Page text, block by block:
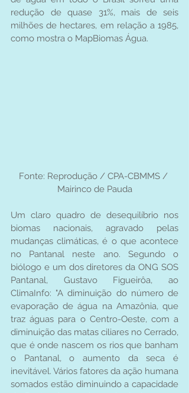
redução de quase 31%, mais de seis
milhões de hectares, em relação a 1985,
como mostra o MapBiomas Água.
Fonte: Reprodução / CPA-CBMMS /
Mairinco de Pauda
Um claro quadro de desequilíbrio nos
biomas nacionais, agravado pelas
mudanças climáticas, é o que acontece
no Pantanal neste ano. Segundo o
biólogo e um dos diretores da ONG SOS
Pantanal, Gustavo Figueirôa, ao
ClimaInfo: "A diminuição do número de
evaporação de água na Amazônia, que
traz águas para o Centro-Oeste, com a
diminuição das matas ciliares no Cerrado,
que é onde nascem os rios que banham
o Pantanal, o aumento da seca é
inevitável. Vários fatores da ação humana
somados estão diminuindo a capacidade